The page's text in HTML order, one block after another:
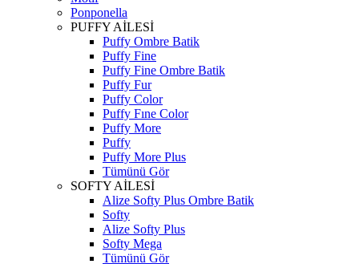
Ponponella
PUFFY AİLESİ
Puffy Ombre Batik
Puffy Fine
Puffy Fine Ombre Batik
Puffy Fur
Puffy Color
Puffy Fıne Color
Puffy More
Puffy
Puffy More Plus
Tümünü Gör
SOFTY AİLESİ
Alize Softy Plus Ombre Batik
Softy
Alize Softy Plus
Softy Mega
Tümünü Gör